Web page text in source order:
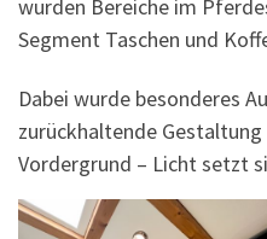
wurden Bereiche im
Segment Taschen und
Dabei wurde besonderes
zurückhaltende
Vordergrund – Licht setzt